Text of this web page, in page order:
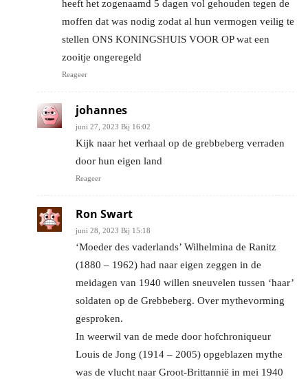
heeft het zogenaamd 5 dagen vol gehouden tegen de
moffen dat was nodig zodat al hun vermogen veilig te
stellen ONS KONINGSHUIS VOOR OP wat een
zooitje ongeregeld
Reageer
johannes
juni 27, 2023 Bij 16:02
Kijk naar het verhaal op de grebbeberg verraden
door hun eigen land
Reageer
Ron Swart
juni 28, 2023 Bij 15:18
‘Moeder des vaderlands’ Wilhelmina de Ranitz
(1880 – 1962) had naar eigen zeggen in de
meidagen van 1940 willen sneuvelen tussen ‘haar’
soldaten op de Grebbeberg. Over mythevorming
gesproken.
In weerwil van de mede door hofchroniqueur
Louis de Jong (1914 – 2005) opgeblazen mythe
was de vlucht naar Groot-Brittannië in mei 1940